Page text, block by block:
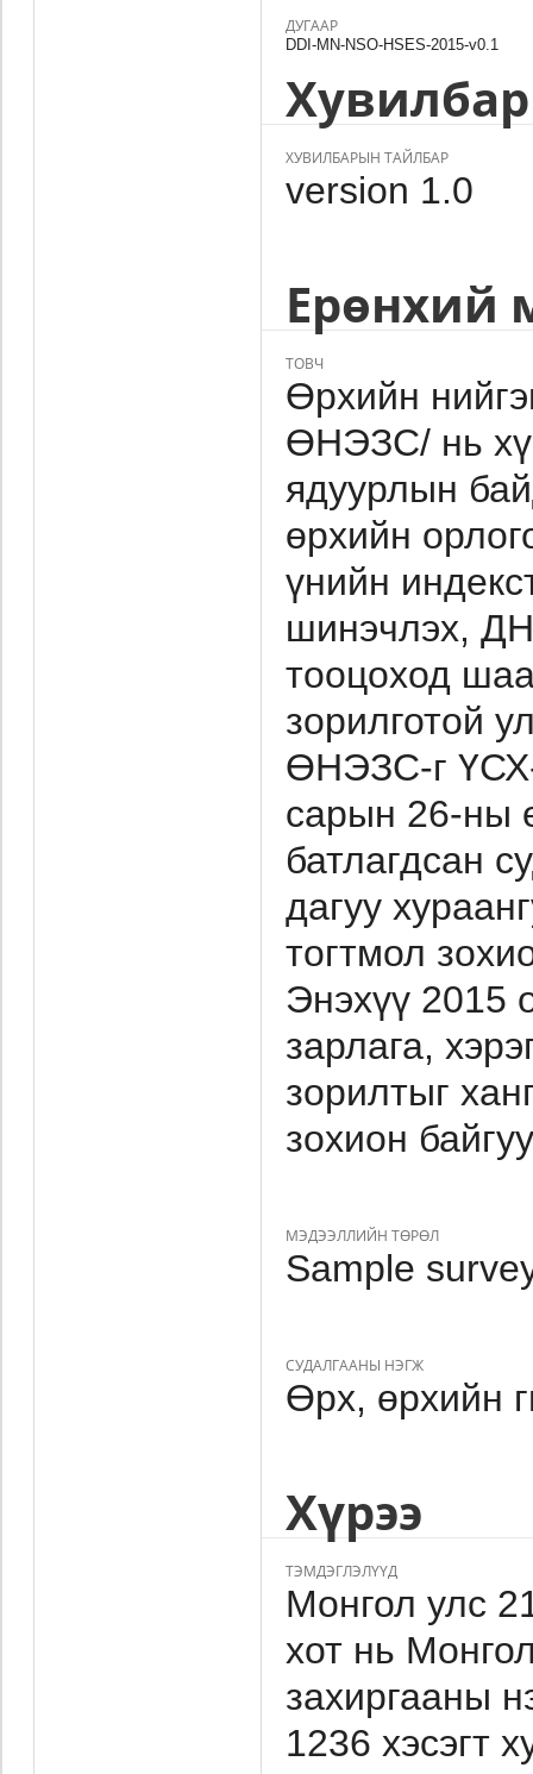
ДУГААР
DDI-MN-NSO-HSES-2015-v0.1
Хувилбар
ХУВИЛБАРЫН ТАЙЛБАР
version 1.0
Ерөнхий
ТОВЧ
Өрхийн
ӨНЭЗС/ нь
ядуурлын
өрхийн
үнийн
шинэчлэх,
тооцоход
зорилготой
ӨНЭЗС-г
сарын 26-ны
батлагдсан
дагуу
тогтмол
Энэхүү 2015
зарлага,
зорилтыг
зохион
МЭДЭЭЛЛИЙН ТӨРӨЛ
Sample
СУДАЛГААНЫ НЭГЖ
Өрх, өрхийн
Хүрээ
ТЭМДЭГЛЭЛҮҮД
Монгол улс
хот нь
захиргааны
1236 хэсэгт